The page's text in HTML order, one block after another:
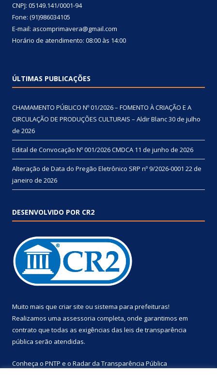
CNPJ: 05149.141/0001-94
Fone: (91)986034105
E-mail: ascomprimavera@gmail.com
Horário de atendimento: 08:00 às 14:00
ÚLTIMAS PUBLICAÇÕES
CHAMAMENTO PÚBLICO Nº 01/2026 – FOMENTO À CRIAÇÃO E A
CIRCULAÇÃO DE PRODUÇÕES CULTURAIS – Aldir Blanc30 de julho
de 2026
Edital de Convocação Nº 001/2026 CMDCA 11 de junho de 2026
Alteração de Data do Pregão Eletrônico SRP nº 9/2026-0001 22 de
janeiro de 2026
DESENVOLVIDO POR CR2
Muito mais que criar site ou sistema para prefeituras!
Realizamos uma assessoria completa, onde garantimos em
contrato que todas as exigências das leis de transparência
pública serão atendidas.
Conheça o PNTP e o Radar da Transparência Pública